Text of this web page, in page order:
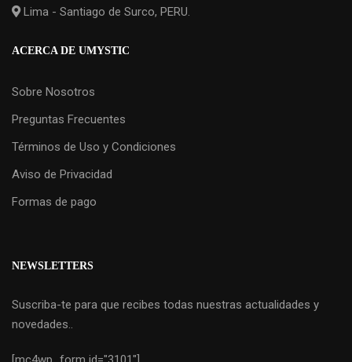
Lima - Santiago de Surco, PERU.
ACERCA DE UMYSTIC
Sobre Nosotros
Preguntas Frecuentes
Términos de Uso y Condiciones
Aviso de Privacidad
Formas de pago
NEWSLETTERS
Suscriba-te para que recibes todas nuestras actualidades y
novedades..